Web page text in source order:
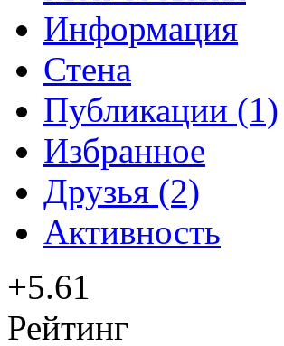
Информация
Стена
Публикации (1)
Избранное
Друзья (2)
Активность
+5.61
Рейтинг